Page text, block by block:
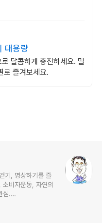
대용량
달콤하게 충전하세요. 밀
로 즐겨보세요.
기, 명상하기를 즐
비자운동, 자연의
심.